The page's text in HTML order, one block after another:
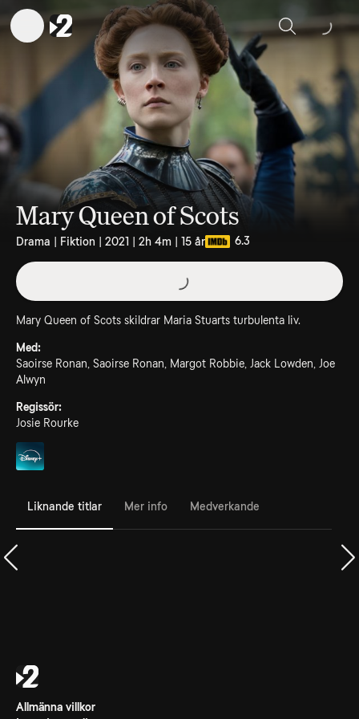
Sök
Mary Queen of Scots
Drama | Fiktion | 2021 | 2h 4m | 15 år 6.3
Mary Queen of Scots skildrar Maria Stuarts turbulenta liv.
Med:
Saoirse Ronan, Saoirse Ronan, Margot Robbie, Jack Lowden, Joe
Alwyn
Regissör:
Josie Rourke
Liknande titlar Mer info Medverkande
Allmänna villkor